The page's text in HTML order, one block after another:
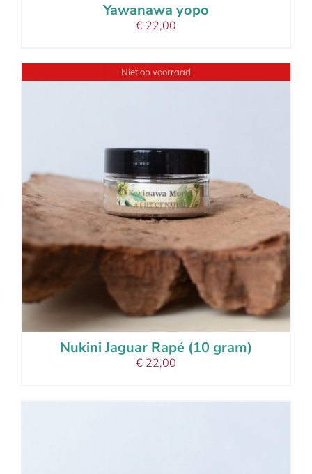
Yawanawa yopo
€ 22,00
Niet op voorraad
details
Nukini Jaguar Rapé (10 gram)
€ 22,00